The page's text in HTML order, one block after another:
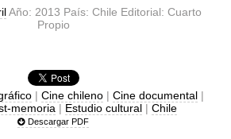
Año: 2013 País: Chile Editorial: Cuarto
Propio
| Cine chileno| Cine documental|
memoria | Estudio cultural | Chile
Descargar PDF